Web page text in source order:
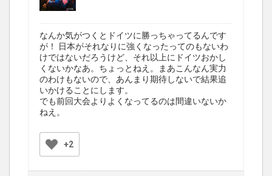
なんか気がつくとドイツに勝っちゃってるんです
が！ 日本がそれなりに強くなったってのもないわ
けではないだろうけど、それ以上にドイツおかし
くないかなあ。ちょっとねえ。まあこんなん実力
のわけもないので、あんまり期待しないで結果追
いかけることにします。
でも前回大会よりよくなってるのは間違いないか
ねえ。
+2